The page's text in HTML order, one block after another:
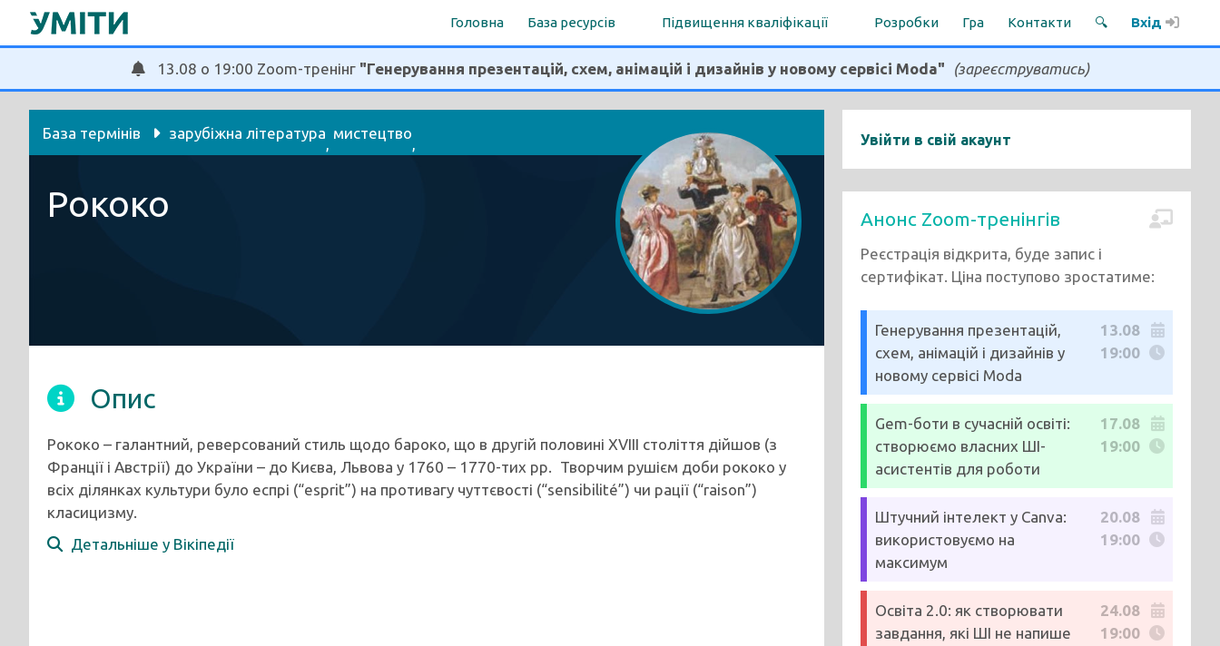
Перейти
Головна База ресурсів Підвищення кваліфікації Розробки Гра Контакти 🔍 Вхід
13.08 о 19:00 Zoom-тренінг "Генерування презентацій, схем, анімацій і дизайнів у новому сервісі Moda" (зареєструватись)
База термінів зарубіжна література
,
мистецтво
,
Рококо
Опис
Рококо – галантний, реверсований стиль щодо бароко, що в другій половині XVIII століття дійшов (з
Франції і Австрії) до України – до Києва, Львова у 1760 – 1770-тих pp. Творчим рушієм доби рококо у
всіх ділянках культури було еспрі (“esprit”) на противагу чуттєвості (“sensibilité”) чи рації (“raison”)
класицизму.
Детальніше у Вікіпедії
Увійти в свій акаунт
Анонс Zoom-тренінгів
Реєстрація відкрита, буде запис і
сертифікат. Ціна поступово зростатиме:
Генерування презентацій,
схем, анімацій і дизайнів у
новому сервісі Moda
13.08
19:00
Gem-боти в сучасній освіті:
створюємо власних ШІ-
асистентів для роботи
17.08
19:00
Штучний інтелект у Canva:
використовуємо на
максимум
20.08
19:00
Освіта 2.0: як створювати
завдання, які ШІ не напише
24.08
19:00